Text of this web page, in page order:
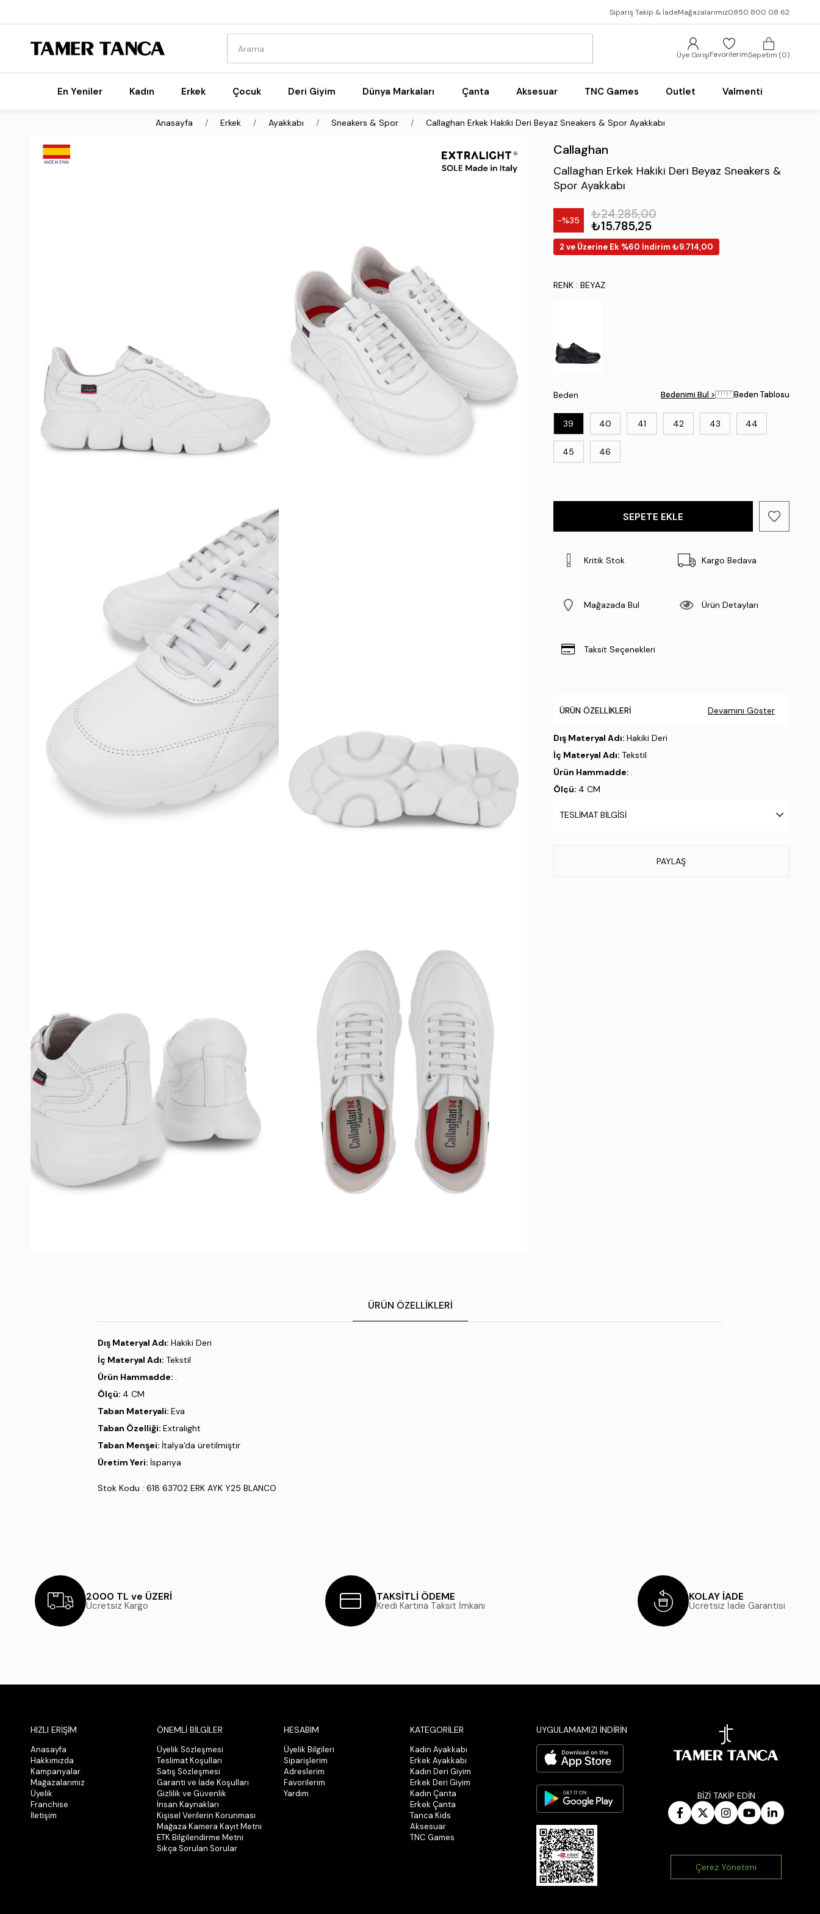
Sipariş Takip & İadeMağazalarımız0850 800 08 62
Üye GirişiFavorilerimSepetim 0
En Yeniler Kadın Erkek Çocuk Deri Giyim Dünya Markaları Çanta Aksesuar TNC Games Outlet Valmenti
Anasayfa Erkek Ayakkabı Sneakers & Spor Callaghan Erkek Hakiki Deri Beyaz Sneakers & Spor Ayakkabı
Callaghan
Callaghan Erkek Hakiki Deri Beyaz Sneakers &
Spor Ayakkabı
35
₺24.285,00
₺15.785,25
2 ve Üzerine Ek %60 İndirim ₺9.714,00
RENK: BEYAZ
Beden
39 40 41 42 43 44
45 46
Bedenimi Bul > Beden Tablosu
Bedenimi Bul > Beden Tablosu
Kritik Stok Kargo Bedava
Mağazada Bul Ürün Detayları
Taksit Seçenekleri
ÜRÜN ÖZELLIKLERI Devamını Göster
Dış Materyal Adı: Hakiki Deri
İç Materyal Adı: Tekstil
Ürün Hammadde: .
Ölçü: 4 CM
TESLIMAT BILGISI
PAYLAŞ
ÜRÜN ÖZELLIKLERI
Dış Materyal Adı: Hakiki Deri
İç Materyal Adı: Tekstil
Ürün Hammadde: .
Ölçü: 4 CM
Taban Materyali: Eva
Taban Özelliği: Extralight
Taban Menşei: İtalya'da üretilmiştir
Üretim Yeri: İspanya
Stok Kodu : 618 63702 ERK AYK Y25 BLANCO
2000 TL ve ÜZERİ
Ücretsiz Kargo
TAKSİTLİ ÖDEME
Kredi Kartına Taksit İmkanı
KOLAY İADE
Ücretsiz İade Garantisi
HIZLI ERİŞİM
Anasayfa
Hakkımızda
Kampanyalar
Mağazalarımız
Üyelik
Franchise
İletişim
ÖNEMLİ BİLGİLER
Üyelik Sözleşmesi
Teslimat Koşulları
Satış Sözleşmesi
Garanti ve İade Koşulları
Gizlilik ve Güvenlik
İnsan Kaynakları
Kişisel Verilerin Korunması
Mağaza Kamera Kayıt Metni
ETK Bilgilendirme Metni
Sıkça Sorulan Sorular
HESABIM
Üyelik Bilgileri
Siparişlerim
Adreslerim
Favorilerim
Yardım
KATEGORİLER
Kadın Ayakkabı
Erkek Ayakkabı
Kadın Deri Giyim
Erkek Deri Giyim
Kadın Çanta
Erkek Çanta
Tanca Kids
Aksesuar
TNC Games
UYGULAMAMIZI İNDİRİN
BİZİ TAKİP EDİN
Çerez Yönetimi